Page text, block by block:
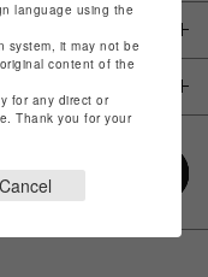
language using the
system, it may not be
content of the
for any direct or
Thank you for your
Cancel